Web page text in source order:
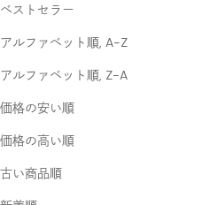
ベストセラー
アルファベット順, A-Z
アルファベット順, Z-A
価格の安い順
価格の高い順
古い商品順